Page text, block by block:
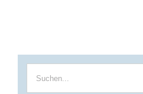
Suche